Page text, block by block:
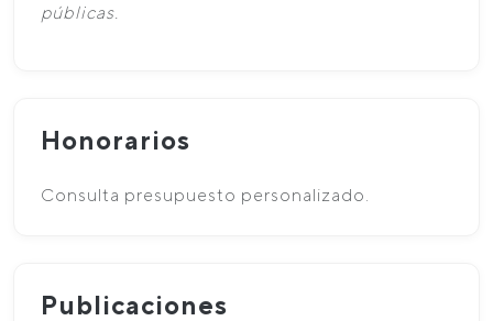
públicas.
Honorarios
Consulta presupuesto personalizado.
Publicaciones